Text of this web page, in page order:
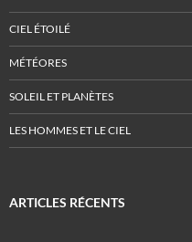
CIEL ÉTOILÉ
MÉTÉORES
SOLEIL ET PLANÈTES
LES HOMMES ET LE CIEL
ARTICLES RÉCENTS